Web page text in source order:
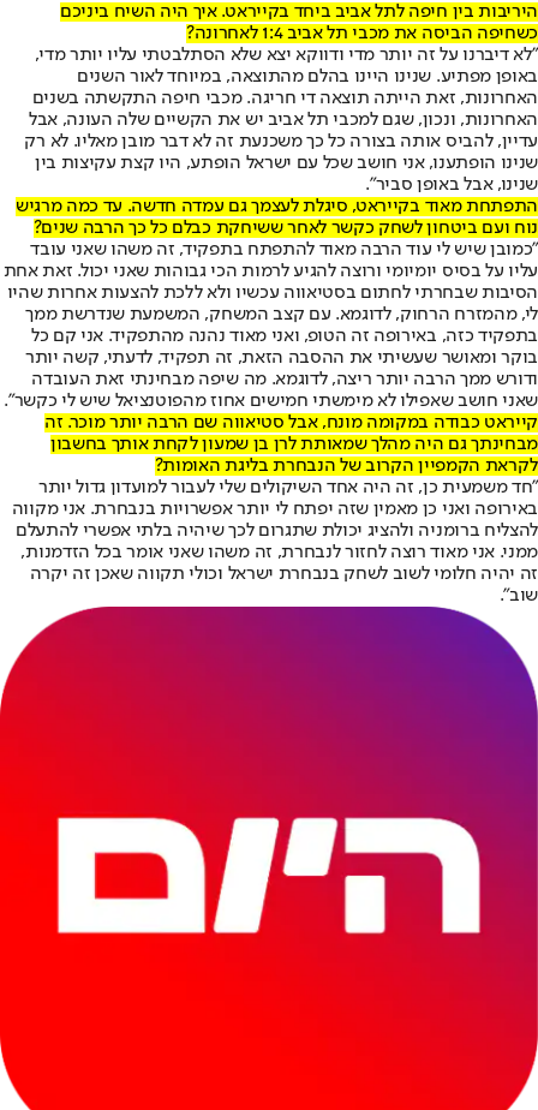
היריבות בין חיפה לתל אביב ביחד בקייראט. איך היה השיח ביניכם
כשחיפה הביסה את מכבי תל אביב 1:4 לאחרונה?
"לא דיברנו על זה יותר מדי ודווקא יצא שלא הסתלבטתי עליו יותר מדי,
באופן מפתיע. שנינו היינו בהלם מהתוצאה, במיוחד לאור השנים
האחרונות, זאת הייתה תוצאה די חריגה. מכבי חיפה התקשתה בשנים
האחרונות, ונכון, שגם למכבי תל אביב יש את הקשיים שלה העונה, אבל
עדיין, להביס אותה בצורה כל כך משכנעת זה לא דבר מובן מאליו. לא רק
שנינו הופתענו, אני חושב שכל עם ישראל הופתע, היו קצת עקיצות בין
שנינו, אבל באופן סביר".
התפתחת מאוד בקייראט, סיגלת לעצמך גם עמדה חדשה. עד כמה מרגיש
נוח ועם ביטחון לשחק כקשר לאחר ששיחקת כבלם כל כך הרבה שנים?
"כמובן שיש לי עוד הרבה מאוד להתפתח בתפקיד, זה משהו שאני עובד
עליו על בסיס יומיומי ורוצה להגיע לרמות הכי גבוהות שאני יכול. זאת אחת
הסיבות שבחרתי לחתום בסטיאווה עכשיו ולא ללכת להצעות אחרות שהיו
לי, מהמזרח הרחוק, לדוגמא. עם קצב המשחק, המשמעת שנדרשת ממך
בתפקיד כזה, באירופה זה הטופ, ואני מאוד נהנה מהתפקיד. אני קם כל
בוקר ומאושר שעשיתי את ההסבה הזאת, זה תפקיד, לדעתי, קשה יותר
ודורש ממך הרבה יותר ריצה, לדוגמא. מה שיפה מבחינתי זאת העובדה
שאני חושב שאפילו לא מימשתי חמישים אחוז מהפוטנציאל שיש לי כקשר".
קייראט כבודה במקומה מונח, אבל סטיאווה שם הרבה יותר מוכר. זה
מבחינתך גם היה מהלך שמאותת לרן בן שמעון לקחת אותך בחשבון
לקראת הקמפיין הקרוב של הנבחרת בליגת האומות?
"חד משמעית כן, זה היה אחד השיקולים שלי לעבור למועדון גדול יותר
באירופה ואני כן מאמין שזה יפתח לי יותר אפשרויות בנבחרת. אני מקווה
להצליח ברומניה ולהציג יכולת שתגרום לכך שיהיה בלתי אפשרי להתעלם
ממני. אני מאוד רוצה לחזור לנבחרת, זה משהו שאני אומר בכל הזדמנות,
זה יהיה חלומי לשוב לשחק בנבחרת ישראל וכולי תקווה שאכן זה יקרה
שוב".